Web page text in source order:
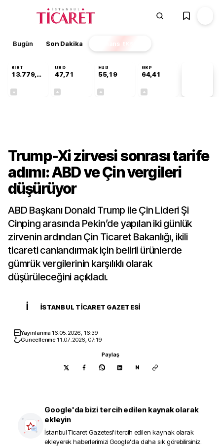
Bugün Son Dakika Finans EKSTRA
BIST
13.779,39
USD
47,71
EUR
55,19
GBP
64,41
Trump-Xi zirvesi sonrası tarife
adımı: ABD ve Çin vergileri
düşürüyor
ABD Başkanı Donald Trump ile Çin Lideri Şi
Cinping arasında Pekin’de yapılan iki günlük
zirvenin ardından Çin Ticaret Bakanlığı, ikili
ticareti canlandırmak için belirli ürünlerde
gümrük vergilerinin karşılıklı olarak
düşürüleceğini açıkladı.
İ İSTANBUL TICARET GAZETESI
Yayınlanma 16.05.2026, 16:39
Güncellenme 11.07.2026, 07:19
Paylaş
N
Google'da bizi tercih edilen kaynak olarak
ekleyin
İstanbul Ticaret Gazetesi'i tercih edilen kaynak olarak
ekleyerek haberlerimizi Google'da daha sık görebilirsiniz.